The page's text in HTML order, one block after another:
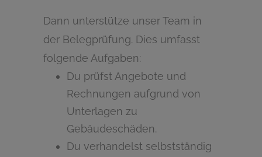
Dann unterstütze unser Team in
der Belegprüfung. Dies umfasst
folgende Aufgaben:
Du prüfst Angebote und
Rechnungen aufgrund von
Unterlagen zu
Gebäudeschäden.
Du verhandelst selbstständig